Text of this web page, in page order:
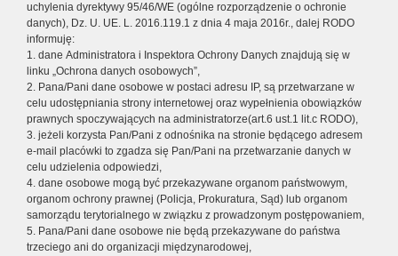
uchylenia dyrektywy 95/46/WE (ogólne rozporządzenie o ochronie
danych), Dz. U. UE. L. 2016.119.1 z dnia 4 maja 2016r., dalej RODO
informuję:
1. dane Administratora i Inspektora Ochrony Danych znajdują się w
linku „Ochrona danych osobowych”,
2. Pana/Pani dane osobowe w postaci adresu IP, są przetwarzane w
celu udostępniania strony internetowej oraz wypełnienia obowiązków
prawnych spoczywających na administratorze(art.6 ust.1 lit.c RODO),
3. jeżeli korzysta Pan/Pani z odnośnika na stronie będącego adresem
e-mail placówki to zgadza się Pan/Pani na przetwarzanie danych w
celu udzielenia odpowiedzi,
4. dane osobowe mogą być przekazywane organom państwowym,
organom ochrony prawnej (Policja, Prokuratura, Sąd) lub organom
samorządu terytorialnego w związku z prowadzonym postępowaniem,
5. Pana/Pani dane osobowe nie będą przekazywane do państwa
trzeciego ani do organizacji międzynarodowej,